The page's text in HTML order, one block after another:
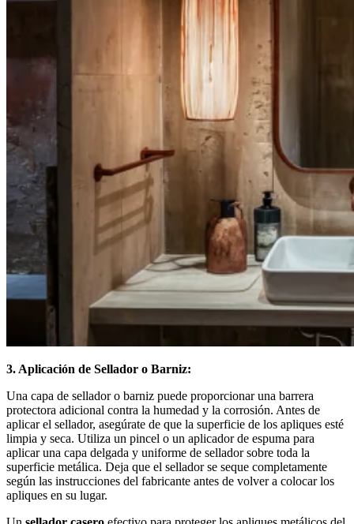
3. Aplicación de Sellador o Barniz:
Una capa de sellador o barniz puede proporcionar una barrera
protectora adicional contra la humedad y la corrosión. Antes de
aplicar el sellador, asegúrate de que la superficie de los apliques esté
limpia y seca. Utiliza un pincel o un aplicador de espuma para
aplicar una capa delgada y uniforme de sellador sobre toda la
superficie metálica. Deja que el sellador se seque completamente
según las instrucciones del fabricante antes de volver a colocar los
apliques en su lugar.